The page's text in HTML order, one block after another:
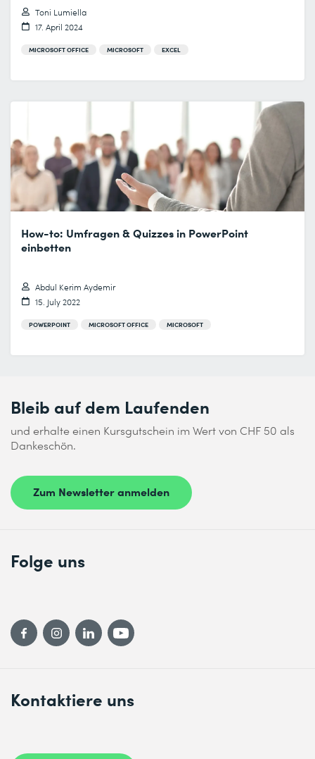
Toni Lumiella
17. April 2024
MICROSOFT OFFICE MICROSOFT EXCEL
How-to: Umfragen & Quizzes in PowerPoint
einbetten
Abdul Kerim Aydemir
15. July 2022
POWERPOINT MICROSOFT OFFICE MICROSOFT
Bleib auf dem Laufenden
und erhalte einen Kursgutschein im Wert von CHF 50 als
Dankeschön.
Zum Newsletter anmelden
Kontaktiere uns
Folge uns